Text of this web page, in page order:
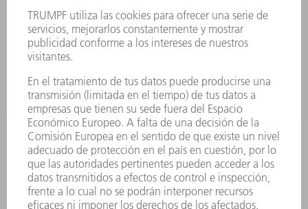
FICHAS TÉCNICAS DE SEGURIDAD
PRODUCTOS
MÁQUINAS Y SISTEMAS
LÁSER
HERRAMIENTAS PORTÁTILES
FÁBRICA INTELIGENTE
SOFTWARE
SERVICIOS
APLICACIONES
SECTORES
EMPRESA
CARRERA PROFESIONAL
OFERTAS DE TRABAJO
PERFIL DE LA EMPRESA